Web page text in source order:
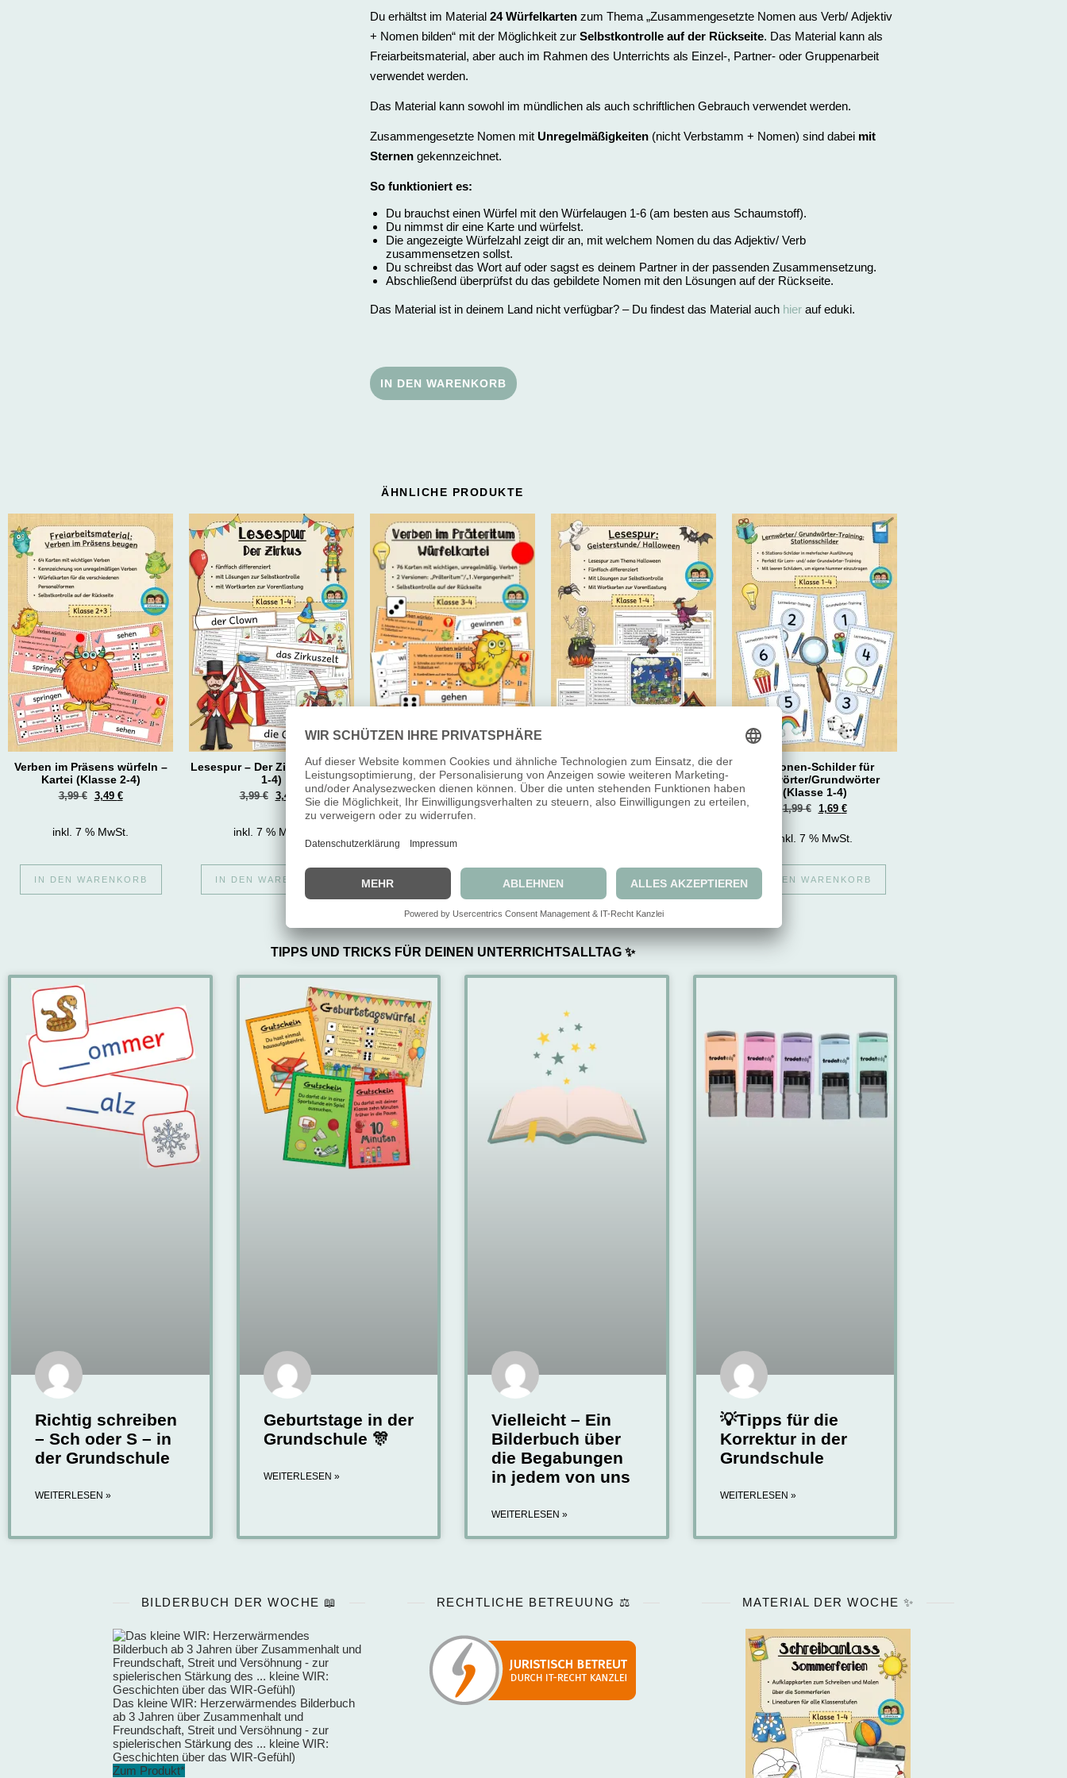
Du erhältst im Material 24 Würfelkarten zum Thema „Zusammengesetzte Nomen aus Verb/ Adjektiv
+ Nomen bilden“ mit der Möglichkeit zur Selbstkontrolle auf der Rückseite. Das Material kann als
Freiarbeitsmaterial, aber auch im Rahmen des Unterrichts als Einzel-, Partner- oder Gruppenarbeit
verwendet werden.
Das Material kann sowohl im mündlichen als auch schriftlichen Gebrauch verwendet werden.
Zusammengesetzte Nomen mit Unregelmäßigkeiten (nicht Verbstamm + Nomen) sind dabei mit
Sternen gekennzeichnet.
So funktioniert es:
Du brauchst einen Würfel mit den Würfelaugen 1-6 (am besten aus Schaumstoff).
Du nimmst dir eine Karte und würfelst.
Die angezeigte Würfelzahl zeigt dir an, mit welchem Nomen du das Adjektiv/ Verb
zusammensetzen sollst.
Du schreibst das Wort auf oder sagst es deinem Partner in der passenden Zusammensetzung.
Abschließend überprüfst du das gebildete Nomen mit den Lösungen auf der Rückseite.
Das Material ist in deinem Land nicht verfügbar? – Du findest das Material auch hier auf eduki.
IN DEN WARENKORB
ÄHNLICHE PRODUKTE
Verben im Präsens würfeln –
Kartei (Klasse 2-4)
3,99€ 3,49 €
inkl. 7 % MwSt.
IN DEN WARENKORB
Lesespur – Der Zirkus (Klasse
1-4)
3,99€ 3,49
inkl. 7 % MwSt.
IN DEN WARENKORB
Verben im Präteritum/ 1.
Vergangenheit würfeln Kartei
(Klasse 3+4)
3,99€ 3,49€
inkl. 7 % MwSt.
IN DEN WARENKORB
Lesespur – Geisterstunde/
Halloween (Klasse 1-4)
3,99€ 3,49 €
IN DEN WARENKORB
Stationen-Schilder für
Lernwörter/Grundwörter
(Klasse 1-4)
1,99€ 1,69 €
inkl. 7 % MwSt.
IN DEN WARENKORB
TIPPS UND TRICKS FÜR DEINEN UNTERRICHTSALLTAG ✨
Richtig schreiben
– Sch oder S – in
der Grundschule
WEITERLESEN »
Geburtstage in der
Grundschule 🎊
WEITERLESEN »
Vielleicht – Ein
Bilderbuch über
die Begabungen
in jedem von uns
WEITERLESEN »
💡Tipps für die
Korrektur in der
Grundschule
WEITERLESEN »
BILDERBUCH DER WOCHE 📖
Das kleine WIR: Herzerwärmendes Bilderbuch
ab 3 Jahren über Zusammenhalt und
Freundschaft, Streit und Versöhnung - zur
spielerischen Stärkung des ... kleine WIR:
Geschichten über das WIR-Gefühl)
Zum Produkt*
RECHTLICHE BETREUUNG ⚖️ MATERIAL DER WOCHE ✨